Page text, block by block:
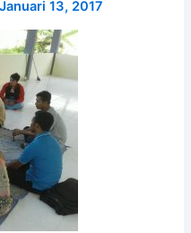
Januari 13, 2017